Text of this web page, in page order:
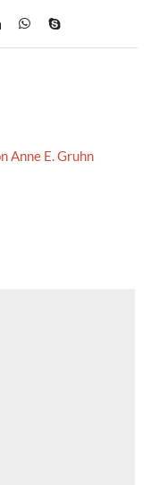
Anne E. Gruhn